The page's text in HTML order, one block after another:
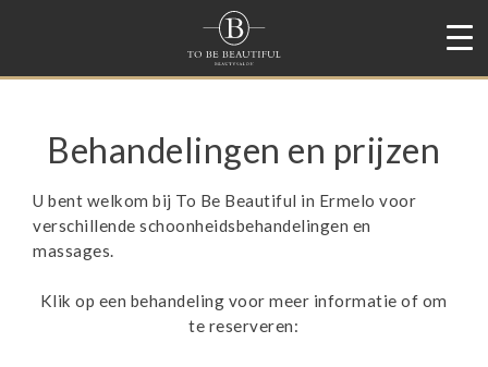
Behandelingen en prijzen
U bent welkom bij To Be Beautiful in Ermelo voor
verschillende schoonheidsbehandelingen en
massages.
Klik op een behandeling voor meer informatie of om
te reserveren: